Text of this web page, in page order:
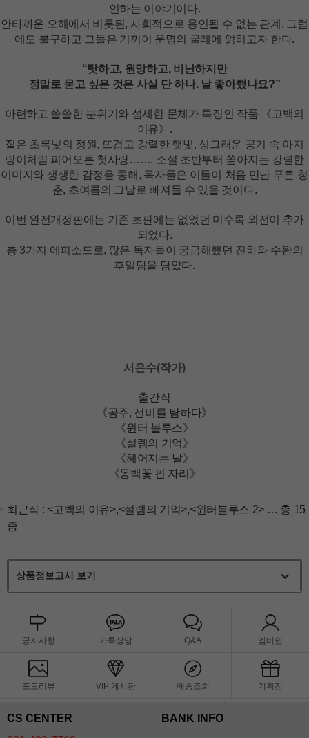
인하는 이야기이다.
안타까운 오해에서 비롯된, 사회적으로 용인될 수 없는 관계. 그럼
에도 불구하고 그들은 기꺼이 운명의 굴레에 얽히고자 한다.
“탓하고, 원망하고, 비난하지만
정말로 묻고 싶은 것은 사실 단 하나. 날 좋아했나요?”
아련하고 쓸쓸한 분위기와 섬세한 문체가 특징인 작품 《고백의
이유》.
짙은 초록빛의 정원, 뜨겁고 강렬한 햇빛, 싱그러운 공기 속 아지
랑이처럼 피어오른 첫사랑……. 소설 초반부터 쏟아지는 강렬한
이미지와 생생한 감정을 통해, 독자들은 이들이 처음 만난 푸른 청
춘, 초여름의 그날로 빠져들 수 있을 것이다.
이번 완전개정판에는 기존 초판에는 없었던 미수록 외전이 추가
되었다.
총 3가지 에피소드로, 많은 독자들이 궁금해했던 진하와 수완의
후일담을 담았다.
서은수(작가)
출간작
《공주, 선비를 탐하다》
《윈터 블루스》
《설렘의 기억》
《헤어지는 날》
《동백꽃 핀 자리》
최근작 : <고백의 이유>,<설렘의 기억>,<윈터블루스 2> … 총 15
종
상품정보고시 보기
공지사항 카톡상담 Q&A 멤버쉽
포토리뷰 VIP 게시판 배송조회 기획전
CS CENTER
BANK INFO